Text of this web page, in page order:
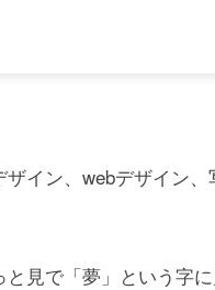
イン、webデザイン
見で「夢」という字